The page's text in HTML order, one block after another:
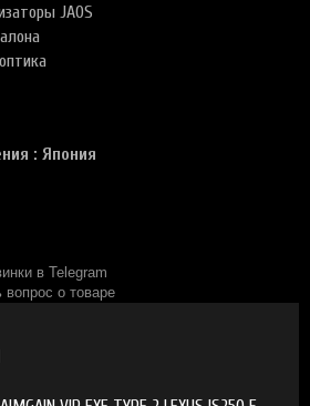
JAOS
: Япония
в Telegram
вопрос о товаре